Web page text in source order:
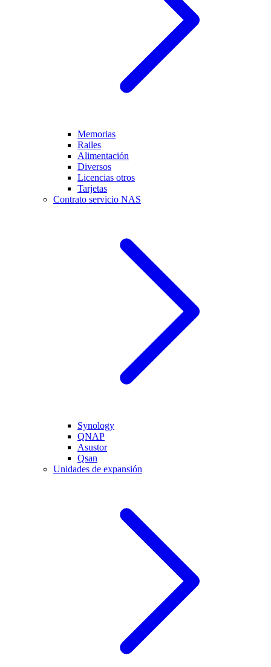
Memorias
Railes
Alimentación
Diversos
Licencias otros
Tarjetas
Contrato servicio NAS
Synology
QNAP
Asustor
Qsan
Unidades de expansión